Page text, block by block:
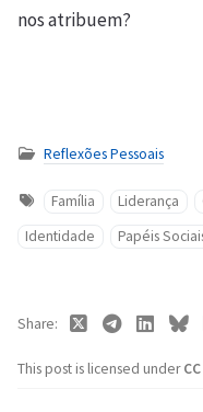
nos atribuem?
Reflexões Pessoais
Família Liderança
Identidade
Papéis
This post is licensed under
Share